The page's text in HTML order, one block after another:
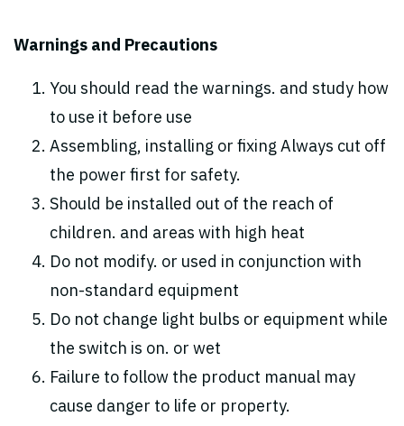
Warnings and Precautions
You should read the warnings. and study how
to use it before use
Assembling, installing or fixing Always cut off
the power first for safety.
Should be installed out of the reach of
children. and areas with high heat
Do not modify. or used in conjunction with
non-standard equipment
Do not change light bulbs or equipment while
the switch is on. or wet
Failure to follow the product manual may
cause danger to life or property.